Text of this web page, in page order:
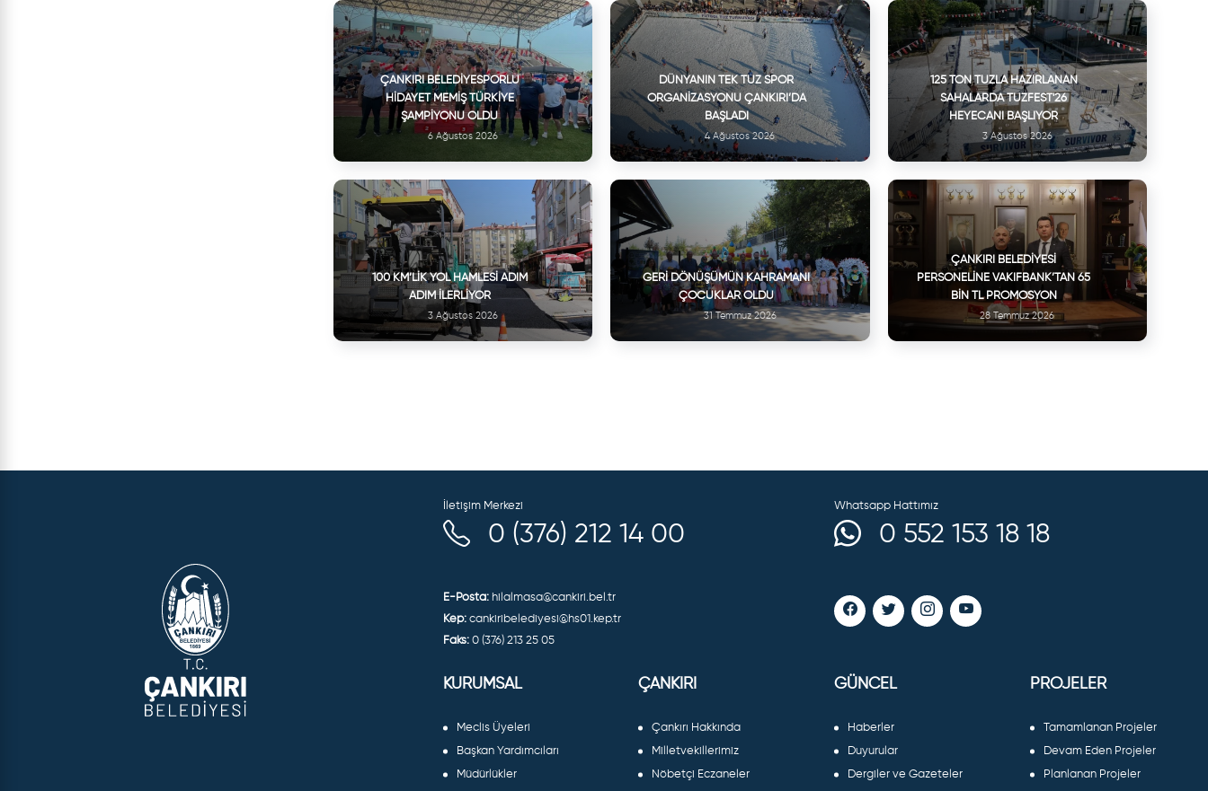
ÇANKIRI BELEDIYESPORLU
HIDAYET MEMIŞ TÜRKIYE
ŞAMPIYONU OLDU
6 Ağustos 2026
DÜNYANIN TEK TUZ SPOR
ORGANIZASYONU ÇANKIRI’DA
BAŞLADI
4 Ağustos 2026
125 TON TUZLA HAZIRLANAN
SAHALARDA TUZFEST'26
HEYECANI BAŞLIYOR
3 Ağustos 2026
100 KM’LIK YOL HAMLESI ADIM
ADIM İLERLIYOR
3 Ağustos 2026
GERI DÖNÜŞÜMÜN KAHRAMANI
ÇOCUKLAR OLDU
31 Temmuz 2026
ÇANKIRI BELEDIYESI
PERSONELINE VAKIFBANK’TAN 65
BIN TL PROMOSYON
28 Temmuz 2026
İletişim Merkezi
0 (376) 212 14 00
Whatsapp Hattımız
0 552 153 18 18
E-Posta: hilalmasa@cankiri.bel.tr
Kep: cankiribelediyesi@hs01.kep.tr
Faks: 0 (376) 213 25 05
KURUMSAL
Meclis Üyeleri
Başkan Yardımcıları
Müdürlükler
ÇANKIRI
Çankırı Hakkında
Milletvekillerimiz
Nöbetçi Eczaneler
GÜNCEL
Haberler
Duyurular
Dergiler ve Gazeteler
PROJELER
Tamamlanan Projeler
Devam Eden Projeler
Planlanan Projeler